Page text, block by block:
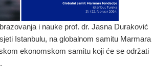
i nauke prof. dr. Jasna Duraković
Istanbulu, na globalnom samitu Marmara
ekonomskom samitu koji će se održati